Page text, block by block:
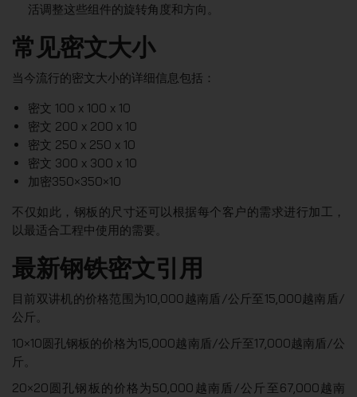
活调整这些组件的旋转角度和方向。
常见密文大小
当今流行的密文大小的详细信息包括：
密文 100 x 100 x 10
密文 200 x 200 x 10
密文 250 x 250 x 10
密文 300 x 300 x 10
加密350×350×10
不仅如此，钢板的尺寸还可以根据每个客户的需求进行加工，
以最适合工程中使用的需要。
最新钢铁密文引用
目前双讲机的价格范围为10,000越南盾/公斤至15,000越南盾/
公斤。
10×10圆孔钢板的价格为15,000越南盾/公斤至17,000越南盾/公
斤。
20×20圆孔钢板的价格为50,000越南盾/公斤至67,000越南